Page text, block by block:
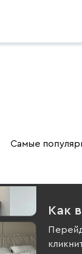
Самые
Как